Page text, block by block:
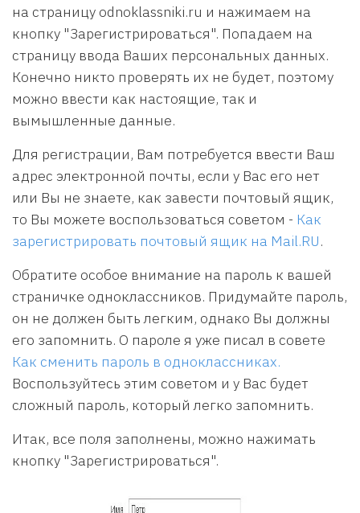
на страницу odnoklassniki.ru и нажимаем на
кнопку "Зарегистрироваться". Попадаем на
страницу ввода Ваших персональных данных.
Конечно никто проверять их не будет, поэтому
можно ввести как настоящие, так и
вымышленные данные.
Для регистрации, Вам потребуется ввести Ваш
адрес электронной почты, если у Вас его нет
или Вы не знаете, как завести почтовый ящик,
то Вы можете воспользоваться советом - Как
зарегистрировать почтовый ящик на Mail.RU.
Обратите особое внимание на пароль к вашей
страничке одноклассников. Придумайте пароль,
он не должен быть легким, однако Вы должны
его запомнить. О пароле я уже писал в совете
Как сменить пароль в одноклассниках.
Воспользуйтесь этим советом и у Вас будет
сложный пароль, который легко запомнить.
Итак, все поля заполнены, можно нажимать
кнопку "Зарегистрироваться".